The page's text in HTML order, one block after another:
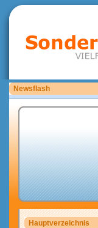
Newsflash
Bitte laden Sie eigene
Hauptverzeichnis